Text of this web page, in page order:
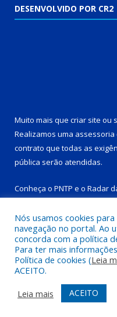
DESENVOLVIDO POR CR2
Muito mais que criar site ou
Realizamos uma assessoria
contrato que todas as
pública serão atendidas.
Conheça o PNTP e o Radar
Todos os direitos
Acessar
Acessar Webmail
Nós usamos cookies
navegação no portal. Ao
concorda com a política
Para ter mais
Política de cookies (Leia
ACEITO.
Leia mais
ACEITO